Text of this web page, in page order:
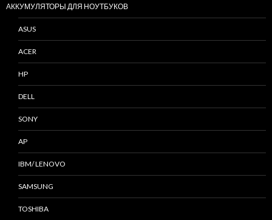
АККУМУЛЯТОРЫ ДЛЯ НОУТБУКОВ
ASUS
ACER
HP
DELL
SONY
AP
IBM/ LENOVO
SAMSUNG
TOSHIBA